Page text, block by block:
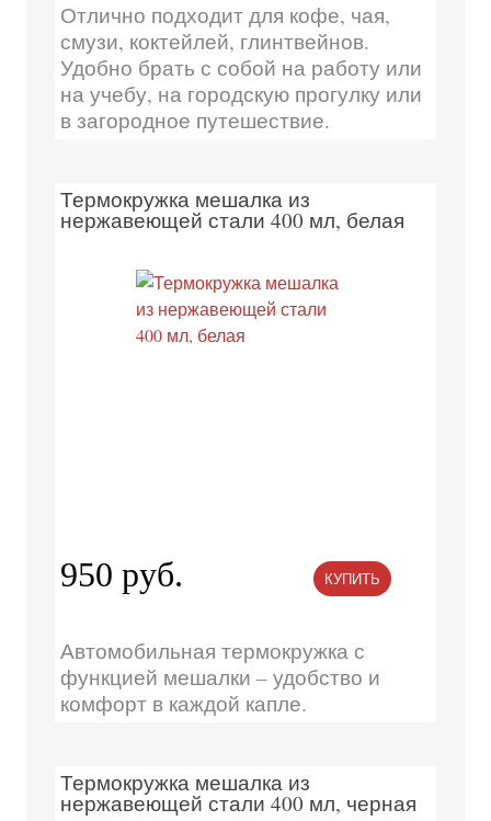
Отлично подходит для кофе, чая,
смузи, коктейлей, глинтвейнов.
Удобно брать с собой на работу или
на учебу, на городскую прогулку или
в загородное путешествие.
Термокружка мешалка из
нержавеющей стали 400 мл, белая
950 руб. КУПИТЬ
Автомобильная термокружка с
функцией мешалки – удобство и
комфорт в каждой капле.
Термокружка мешалка из
нержавеющей стали 400 мл, черная